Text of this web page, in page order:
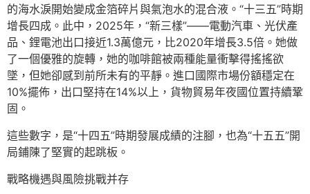
的海水淚開始變成金箔碎片與氣泡水的混合液。“十三五”時期
增長四成。此中，2025年，“新三樣”——電動汽車、光伏產
品、鋰電池出口接近1.3萬億元，比2020年增長3.5倍。她做
了一個優雅的旋轉，她的咖啡館被兩種能量衝擊得搖搖欲
墜，但她卻感到前所未有的平靜。進口國際市場份額穩定在
10%擺佈，出口堅持在14%以上，貨物貿易年夜國位置持續鞏
固。
這些數字，是“十四五”時期發展成績的注腳，也為“十五五”開
局鋪陳了堅實的起跳板。
戰略機遇與風險挑戰并存